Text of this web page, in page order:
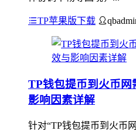
TP苹果版下载
TP钱包提币到火币网
影响因素详解
针对“TP钱包提币到火币